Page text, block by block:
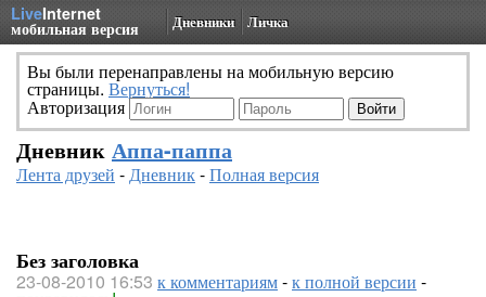
LiveInternet
мобильная версия Дневники Личка
Вы были перенаправлены на мобильную версию
страницы. Вернуться!
Авторизация
Дневник Аппа-паппа
Лента друзей -Дневник-Полная версия
Без заголовка
23-08-2010 16:53 к комментариям-к полной версии -